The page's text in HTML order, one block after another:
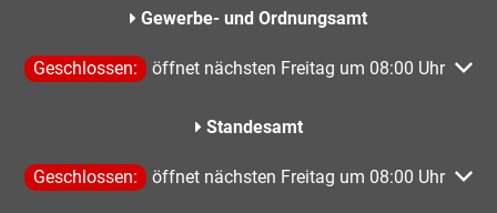
Gewerbe- und Ordnungsamt
Klicken, um weitere Öffnungs- oder Schließzeiten
Geschlossen: öffnet nächsten Freitag um 08:00 Uhr
Standesamt
Klicken, um weitere Öffnungs- oder Schließzeiten
Geschlossen: öffnet nächsten Freitag um 08:00 Uhr